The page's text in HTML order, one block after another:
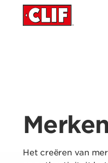
Merken
Het creëren van